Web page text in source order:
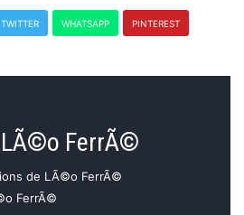
TWITTER WHATSAPP PINTEREST
FerrÃ©
de LÃ©o FerrÃ©
FerrÃ©